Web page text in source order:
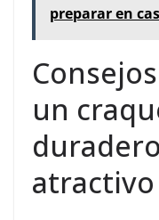
preparar en
un
atractivo